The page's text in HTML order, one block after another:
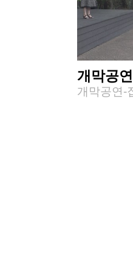
개막공
개막공연-